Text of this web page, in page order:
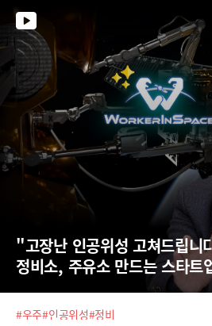
"고장난 인공위성 고쳐드립니
정비소, 주유소 만드는 스타트
#우주#인공위성#정비